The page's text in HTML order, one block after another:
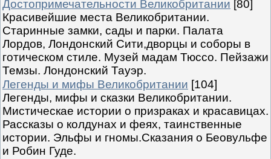
Достопримечательности Великобритании [80]
Красивейшие места Великобритании.
Старинные замки, сады и парки. Палата
Лордов, Лондонский Сити,дворцы и соборы в
готическом стиле. Музей мадам Тюссо. Пейзажи
Темзы. Лондонский Тауэр.
Легенды и мифы Великобритании [104]
Легенды, мифы и сказки Великобритании.
Мистическае истории о призраках и красавицах.
Рассказы о колдунах и феях, таинственные
истории. Эльфы и гномы.Сказания о Беовульфе
и Робин Гуде.